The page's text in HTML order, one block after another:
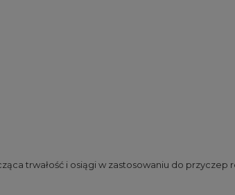
trwałość i osiągi w zastosowaniu do